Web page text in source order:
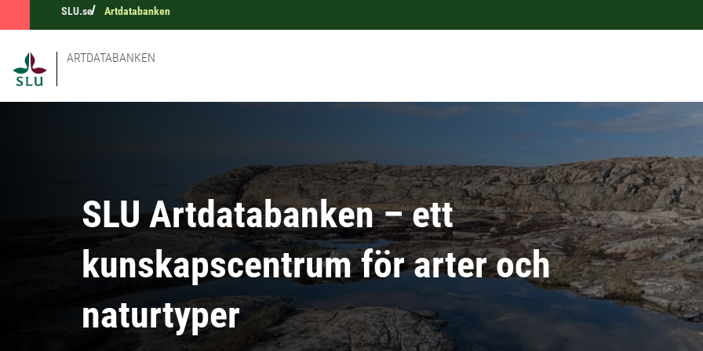
SLU.se Artdatabanken
ARTDATABANKEN
SLU Artdatabanken – ett
kunskapscentrum för arter och
naturtyper